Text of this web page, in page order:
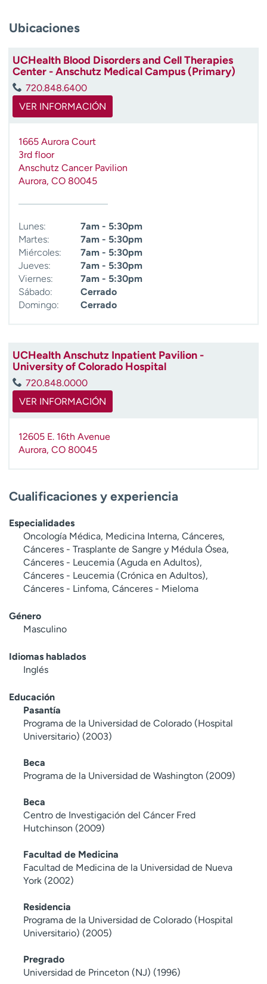
Ubicaciones
UCHealth Blood Disorders and Cell Therapies
Center - Anschutz Medical Campus (Primary)
720.848.6400
VER INFORMACIÓN
1665 Aurora Court
3rd floor
Anschutz Cancer Pavilion
Aurora, CO 80045
Lunes:
7am - 5:30pm
Martes:
7am - 5:30pm
Miércoles:
7am - 5:30pm
Jueves:
7am - 5:30pm
Viernes:
7am - 5:30pm
Sábado:
Cerrado
Domingo:
Cerrado
UCHealth Anschutz Inpatient Pavilion -
University of Colorado Hospital
720.848.0000
VER INFORMACIÓN
12605 E. 16th Avenue
Aurora, CO 80045
Cualificaciones y experiencia
Especialidades
Oncología Médica, Medicina Interna, Cánceres,
Cánceres - Trasplante de Sangre y Médula Ósea,
Cánceres - Leucemia (Aguda en Adultos),
Cánceres - Leucemia (Crónica en Adultos),
Cánceres - Linfoma, Cánceres - Mieloma
Género
Masculino
Idiomas hablados
Inglés
Educación
Pasantía
Programa de la Universidad de Colorado (Hospital
Universitario) (2003)
Beca
Programa de la Universidad de Washington (2009)
Beca
Centro de Investigación del Cáncer Fred
Hutchinson (2009)
Facultad de Medicina
Facultad de Medicina de la Universidad de Nueva
York (2002)
Residencia
Programa de la Universidad de Colorado (Hospital
Universitario) (2005)
Pregrado
Universidad de Princeton (NJ) (1996)